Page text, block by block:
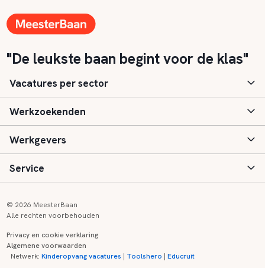
"De leukste baan begint voor de klas"
Vacatures per sector
Basisonderwijs
Speciaal (basis) onderwijs
Voortgezet onderwijs
Kinderopvang
Werkzoekenden
Aanmelden
Vacatures
Zij-instroom informatie
Werkgevers
Inloggen
Registreren
Service
Onderwijs links
© 2026 MeesterBaan
Alle rechten voorbehouden
Privacy en cookie verklaring
Algemene voorwaarden
Netwerk:Kinderopvang vacatures | Toolshero |Educruit